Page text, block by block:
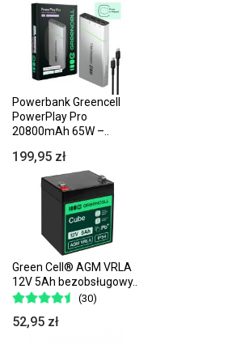
Powerbank Greencell
PowerPlay Pro
20800mAh 65W –..
199,95 zł
Green Cell® AGM VRLA
12V 5Ah bezobsługowy..
(30)
52,95 zł